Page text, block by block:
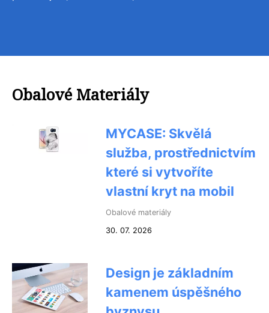
Obalové Materiály
MYCASE: Skvělá
služba, prostřednictvím
které si vytvoříte
vlastní kryt na mobil
Obalové materiály
30. 07. 2026
Design je základním
kamenem úspěšného